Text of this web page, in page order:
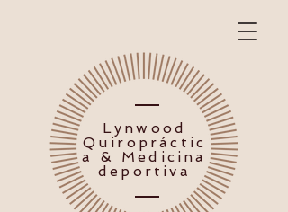
Lynwood
Quiropráctic
a & Medicina
deportiva